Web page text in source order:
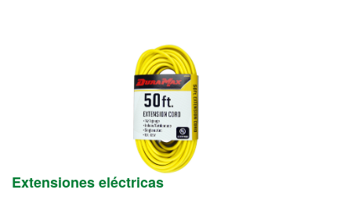
Extensiones eléctricas